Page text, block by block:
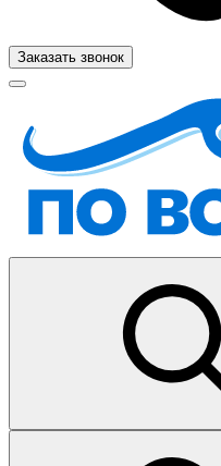
Заказать звонок